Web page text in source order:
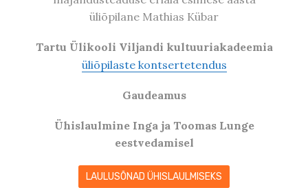
üliõpilane Mathias Kübar
Tartu Ülikooli Viljandi kultuuriakadeemia
üliõpilaste kontsertetendus
Gaudeamus
Ühislaulmine Inga ja Toomas Lunge
eestvedamisel
LAULUSÕNAD ÜHISLAULMISEKS